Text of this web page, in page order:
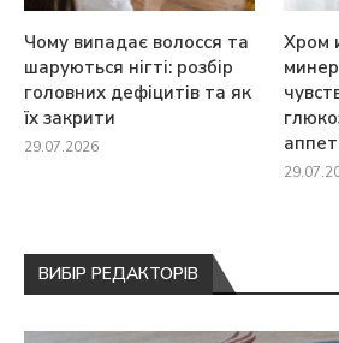
Чому випадає волосся та
шаруються нігті: розбір
головних дефіцитів та як
їх закрити
29.07.2026
Хром
ВИБІР РЕДАКТОРІВ